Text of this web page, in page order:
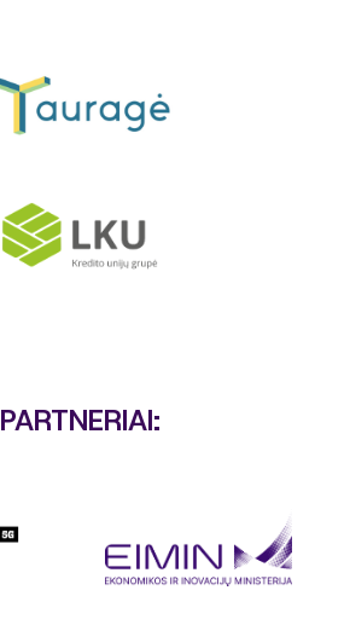
PARTNERIAI: